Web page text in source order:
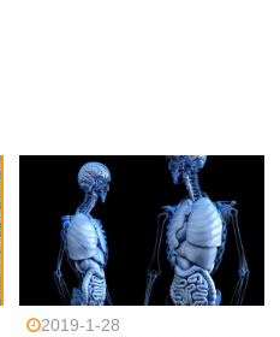
2019-1-28